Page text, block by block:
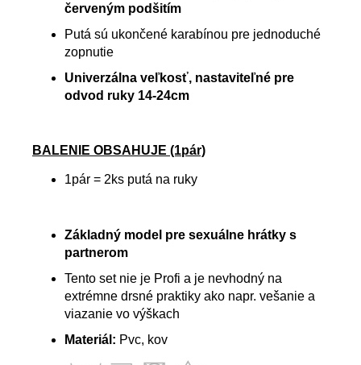
červeným podšitím
Putá sú ukončené karabínou pre jednoduché
zopnutie
Univerzálna veľkosť, nastaviteľné pre
odvod ruky 14-24cm
BALENIE OBSAHUJE (1pár)
1pár = 2ks putá na ruky
Základný model pre sexuálne hrátky s
partnerom
Tento set nie je Profi a je nevhodný na
extrémne drsné praktiky ako napr. vešanie a
viazanie vo výškach
Materiál: Pvc, kov